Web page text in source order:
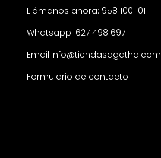
Llámanos ahora: 958 100 101
Whatsapp: 627 498 697
Email:info@tiendasagatha.com
Formulario de contacto